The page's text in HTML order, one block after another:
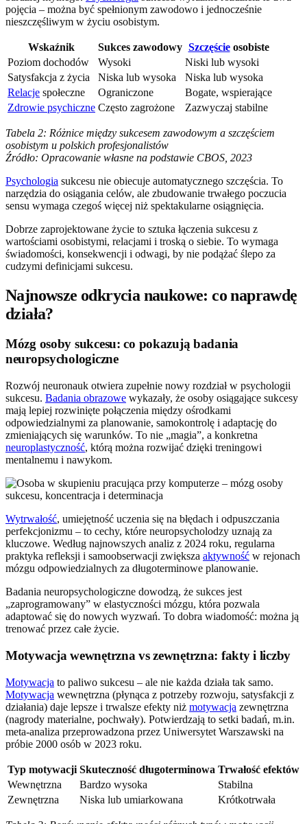
pojęcia – można być spełnionym zawodowo i jednocześnie
nieszczęśliwym w życiu osobistym.
Wskaźnik Sukces zawodowy Szczęścieosobiste
Poziom dochodów
Wysoki
Niski lub wysoki
Satysfakcja z życia
Niska lub wysoka
Niska lub wysoka
Relacje społeczne Ograniczone
Bogate, wspierające
Zdrowie psychiczne Często zagrożone Zazwyczaj stabilne
Tabela 2: Różnice między sukcesem zawodowym a szczęściem
osobistym u polskich profesjonalistów
Źródło: Opracowanie własne na podstawie CBOS, 2023
Psychologia sukcesu nie obiecuje automatycznego szczęścia. To
narzędzia do osiągania celów, ale zbudowanie trwałego poczucia
sensu wymaga czegoś więcej niż spektakularne osiągnięcia.
Dobrze zaprojektowane życie to sztuka łączenia sukcesu z
wartościami osobistymi, relacjami i troską o siebie. To wymaga
świadomości, konsekwencji i odwagi, by nie podążać ślepo za
cudzymi definicjami sukcesu.
Najnowsze odkrycia naukowe: co naprawdę
działa?
Mózg osoby sukcesu: co pokazują badania
neuropsychologiczne
Rozwój neuronauk otwiera zupełnie nowy rozdział w psychologii
sukcesu. Badania obrazowe wykazały, że osoby osiągające sukcesy
mają lepiej rozwinięte połączenia między ośrodkami
odpowiedzialnymi za planowanie, samokontrolę i adaptację do
zmieniających się warunków. To nie „magia”, a konkretna
neuroplastyczność, którą można rozwijać dzięki treningowi
mentalnemu i nawykom.
Wytrwałość, umiejętność uczenia się na błędach i odpuszczania
perfekcjonizmu – to cechy, które neuropsycholodzy uznają za
kluczowe. Według najnowszych analiz z 2024 roku, regularna
praktyka refleksji i samoobserwacji zwiększa aktywność w rejonach
mózgu odpowiedzialnych za długoterminowe planowanie.
Badania neuropsychologiczne dowodzą, że sukces jest
„zaprogramowany” w elastyczności mózgu, która pozwala
adaptować się do nowych wyzwań. To dobra wiadomość: można ją
trenować przez całe życie.
Motywacja wewnętrzna vs zewnętrzna: fakty i liczby
Motywacja to paliwo sukcesu – ale nie każda działa tak samo.
Motywacja wewnętrzna (płynąca z potrzeby rozwoju, satysfakcji z
działania) daje lepsze i trwalsze efekty niż motywacja zewnętrzna
(nagrody materialne, pochwały). Potwierdzają to setki badań, m.in.
meta-analiza przeprowadzona przez Uniwersytet Warszawski na
próbie 2000 osób w 2023 roku.
Typ motywacji Skuteczność długoterminowa Trwałość efektów
Wewnętrzna
Bardzo wysoka
Stabilna
Zewnętrzna
Niska lub umiarkowana Krótkotrwała